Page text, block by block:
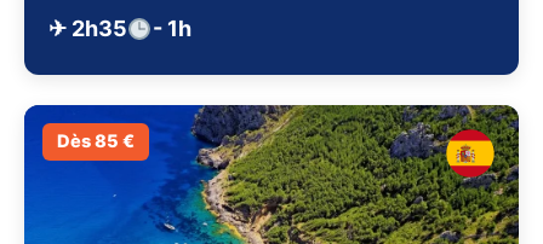
✈ 2h35 - 1h
Dès 85 €